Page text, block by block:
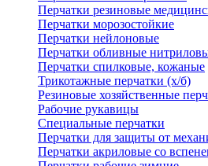
Перчатки резиновые
Перчатки морозостойкие
Перчатки нейлоновые
Перчатки обливные
Перчатки спилковые, кожаные
Трикотажные перчатки (х/б)
Резиновые хозяйственные
Рабочие рукавицы
Специальные перчатки
Перчатки для защиты от
Перчатки акриловые со